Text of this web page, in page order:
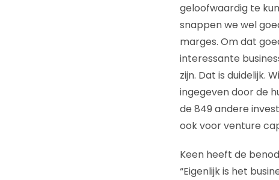
geloofwaardig te
snappen we wel
marges. Om dat
interessante
zijn. Dat is duidelijk.
ingegeven door de
de 849 andere
ook voor venture
Keen heeft de
“Eigenlijk is het